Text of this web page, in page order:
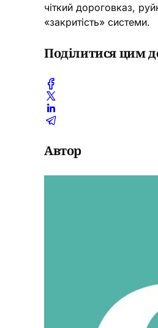
чіткий дороговказ,
«закритість» системи.
Поділитися цим
Автор